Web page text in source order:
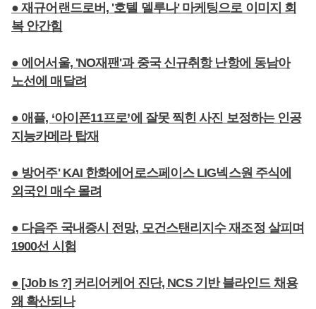
● 재규어랜드로버, '호텔 델루나' 마케팅으로 이미지 회
복 안간힘
● 에어서울, 'NO재팬'과 중국 신규취항 난항에 동남아
노선에 매달려
● 애플, ‘아이폰11프로’에 잘못 찍힌 사진 보정하는 인공
지능카메라 탑재
● 방어주' KAI 한화에어로스페이스 LIG넥스원 주식에
외국인 매수 몰려
● 다음주 국내증시 전망, 모건스탠리지수 재조정 살피며
1900선 시험
● [Job Is ?] 커리어케어 진단, NCS 기반 블라인드 채용
왜 확산되나